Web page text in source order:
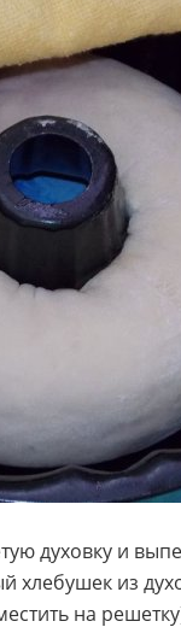
духовку и
хлебушек из
на